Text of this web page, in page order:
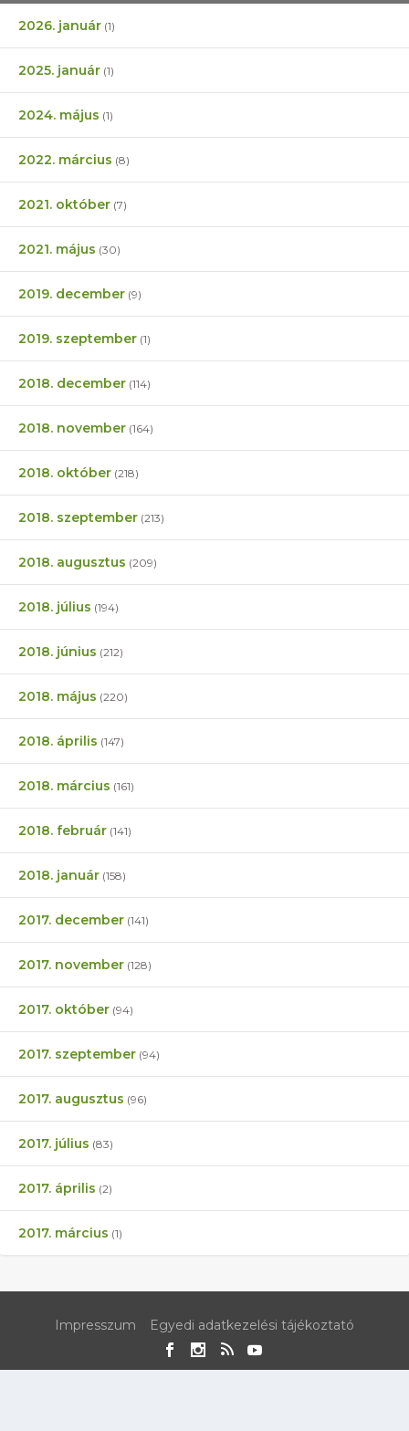
2026. január (1)
2025. január (1)
2024. május (1)
2022. március (8)
2021. október (7)
2021. május (30)
2019. december (9)
2019. szeptember (1)
2018. december (114)
2018. november (164)
2018. október (218)
2018. szeptember (213)
2018. augusztus (209)
2018. július (194)
2018. június (212)
2018. május (220)
2018. április (147)
2018. március (161)
2018. február (141)
2018. január (158)
2017. december (141)
2017. november (128)
2017. október (94)
2017. szeptember (94)
2017. augusztus (96)
2017. július (83)
2017. április (2)
2017. március (1)
Impresszum Egyedi adatkezelési tájékoztató